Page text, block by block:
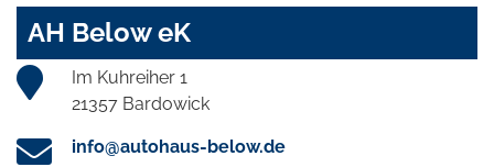
AH Below eK
Im Kuhreiher 1
21357 Bardowick
info@autohaus-below.de